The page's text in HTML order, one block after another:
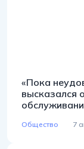
«Пока
высказался
Общество 7